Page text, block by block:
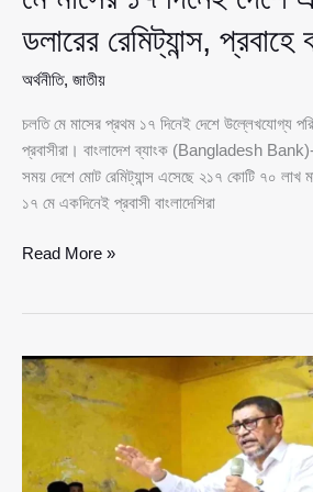
ডলারের রেমিট্যান্স,
অর্থনীতি, জাতীয়
চলতি মে মাসের প্রথম ১৭ দিনেই দেশে উল্লেখযোগ্য
প্রবাসীরা। বাংলাদেশ ব্যাংক (Bangladesh
সময় দেশে মোট রেমিট্যান্স এসেছে ২১৭ কোটি ৭০ লাখ
১৭ মে একদিনেই প্রবাসী বাংলাদেশিরা
মে
দেশে
এলো
২১৭
ডলারের
Read More »